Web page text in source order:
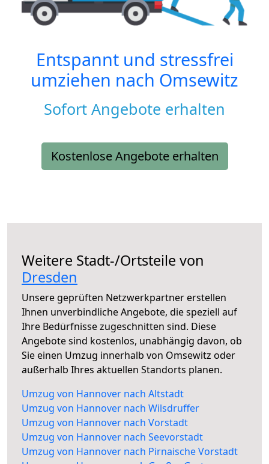
Entspannt und stressfrei
umziehen nach Omsewitz
Sofort Angebote erhalten
Kostenlose Angebote erhalten
Weitere Stadt-/Ortsteile von
Dresden
Unsere geprüften Netzwerkpartner erstellen
Ihnen unverbindliche Angebote, die speziell auf
Ihre Bedürfnisse zugeschnitten sind. Diese
Angebote sind kostenlos, unabhängig davon, ob
Sie einen Umzug innerhalb von Omsewitz oder
außerhalb Ihres aktuellen Standorts planen.
Umzug von Hannover nach Altstadt
Umzug von Hannover nach Wilsdruffer
Umzug von Hannover nach Vorstadt
Umzug von Hannover nach Seevorstadt
Umzug von Hannover nach Pirnaische Vorstadt